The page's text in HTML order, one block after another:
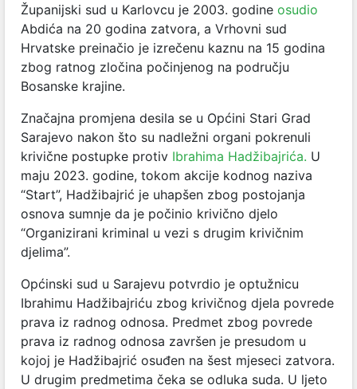
Županijski sud u Karlovcu je 2003. godine osudio
Abdića na 20 godina zatvora, a Vrhovni sud
Hrvatske preinačio je izrečenu kaznu na 15 godina
zbog ratnog zločina počinjenog na području
Bosanske krajine.
Značajna promjena desila se u Općini Stari Grad
Sarajevo nakon što su nadležni organi pokrenuli
krivične postupke protiv Ibrahima Hadžibajrića. U
maju 2023. godine, tokom akcije kodnog naziva
“Start”, Hadžibajrić je uhapšen zbog postojanja
osnova sumnje da je počinio krivično djelo
“Organizirani kriminal u vezi s drugim krivičnim
djelima”.
Općinski sud u Sarajevu potvrdio je optužnicu
Ibrahimu Hadžibajriću zbog krivičnog djela povrede
prava iz radnog odnosa. Predmet zbog povrede
prava iz radnog odnosa završen je presudom u
kojoj je Hadžibajrić osuđen na šest mjeseci zatvora.
U drugim predmetima čeka se odluka suda. U ljeto